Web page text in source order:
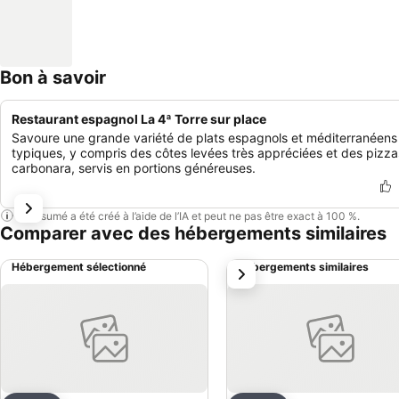
Bon à savoir
Restaurant espagnol La 4ª Torre sur place
Savoure une grande variété de plats espagnols et méditerranéens
typiques, y compris des côtes levées très appréciées et des
carbonara, servis en portions généreuses.
Ce résumé a été créé à l’aide de l’IA et peut ne pas être exact à 100 %.
Comparer avec des hébergements similaires
Hébergement sélectionné Hébergements similaires
suivant